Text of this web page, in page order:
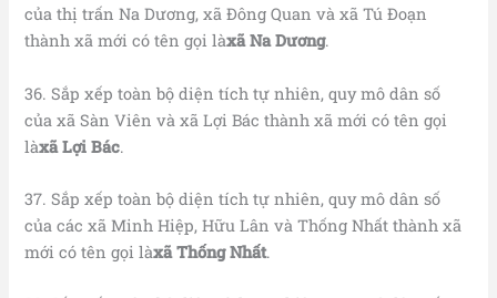
của thị trấn Na Dương, xã Đông Quan và xã Tú Đoạn
thành xã mới có tên gọi làxã Na Dương.
36. Sắp xếp toàn bộ diện tích tự nhiên, quy mô dân số
của xã Sàn Viên và xã Lợi Bác thành xã mới có tên gọi
làxã Lợi Bác.
37. Sắp xếp toàn bộ diện tích tự nhiên, quy mô dân số
của các xã Minh Hiệp, Hữu Lân và Thống Nhất thành xã
mới có tên gọi làxã Thống Nhất.